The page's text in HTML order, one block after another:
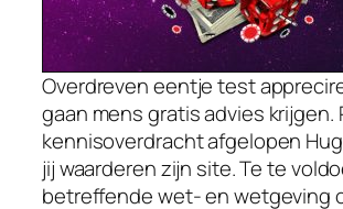
Overdreven eentje test
gaan mens gratis advies krijgen.
kennisoverdracht afgelopen
jij waarderen zijn site. Te te
betreffende wet- en wetgeving